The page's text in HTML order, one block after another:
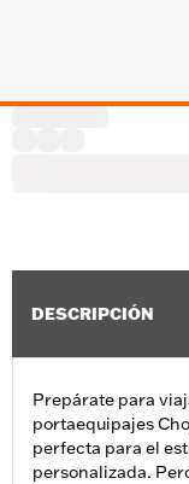
DESCRIPCIÓN
Prepárate para
portaequipajes
perfecta para el
personalizada.